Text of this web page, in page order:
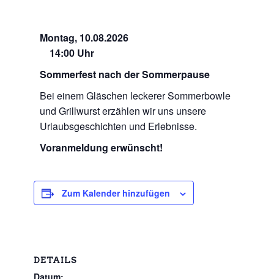
Montag, 10.08.2026
14:00 Uhr
Sommerfest nach der Sommerpause
Bei einem Gläschen leckerer Sommerbowle
und Grillwurst erzählen wir uns unsere
Urlaubsgeschichten und Erlebnisse.
Voranmeldung erwünscht!
Zum Kalender hinzufügen
DETAILS
Datum: